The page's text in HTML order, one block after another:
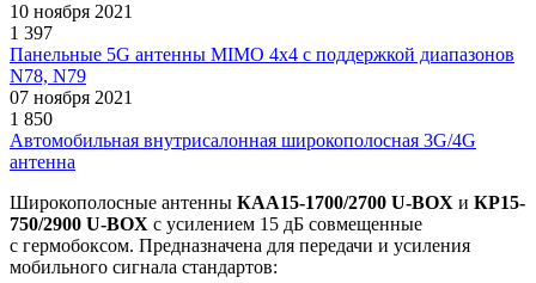
10 ноября 2021
1 397
Панельные 5G антенны MIMO 4x4 с поддержкой диапазонов
N78, N79
07 ноября 2021
1 850
Автомобильная внутрисалонная широкополосная 3G/4G
антенна
Широкополосные антенны КАА15-1700/2700 U-BOX и КР15-
750/2900 U-BOX с усилением 15 дБ совмещенные
с гермобоксом. Предназначена для передачи и усиления
мобильного сигнала стандартов: